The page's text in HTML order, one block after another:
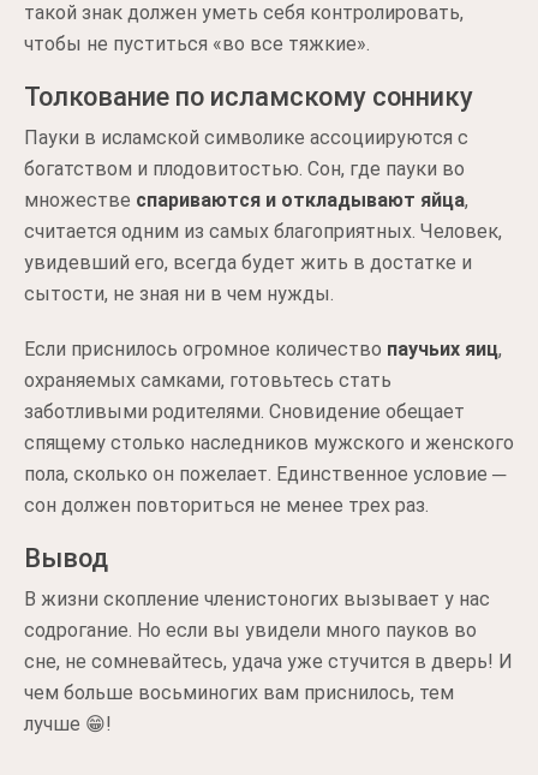
такой знак должен уметь себя контролировать,
чтобы не пуститься «во все тяжкие».
Толкование по исламскому соннику
Пауки в исламской символике ассоциируются с
богатством и плодовитостью. Сон, где пауки во
множестве спариваются и откладывают яйца,
считается одним из самых благоприятных. Человек,
увидевший его, всегда будет жить в достатке и
сытости, не зная ни в чем нужды.
Если приснилось огромное количество паучьих яиц,
охраняемых самками, готовьтесь стать
заботливыми родителями. Сновидение обещает
спящему столько наследников мужского и женского
пола, сколько он пожелает. Единственное условие ─
сон должен повториться не менее трех раз.
Вывод
В жизни скопление членистоногих вызывает у нас
содрогание. Но если вы увидели много пауков во
сне, не сомневайтесь, удача уже стучится в дверь! И
чем больше восьминогих вам приснилось, тем
лучше 😁!